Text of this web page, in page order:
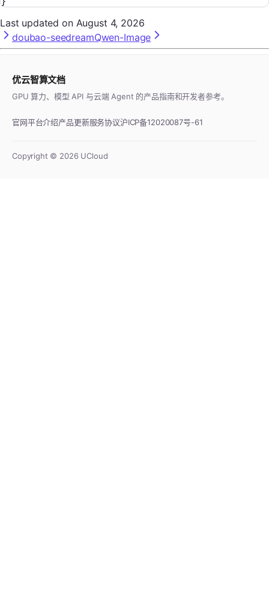
Last updated on August 4, 2026
doubao-seedreamQwen-Image
优云智算文档
GPU 算力、模型 API 与云端 Agent 的产品指南和开发者参考。
官网平台介绍产品更新服务协议沪ICP备12020087号-61
Copyright © 2026UCloud